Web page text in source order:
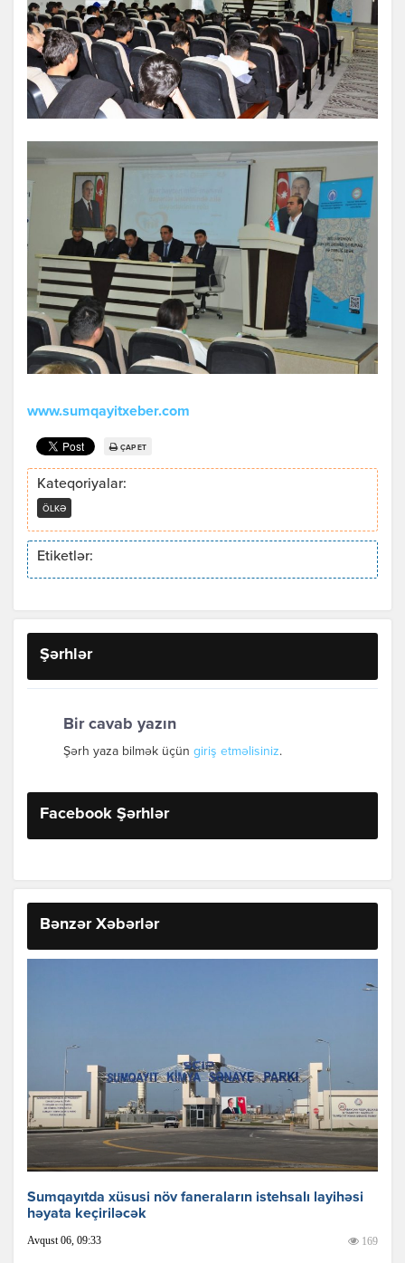
www.sumqayitxeber.com
ÇAP ET
Kateqoriyalar:
ÖLKƏ
Etiketlər:
Şərhlər
Bir cavab yazın
Şərh yaza bilmək üçün giriş etməlisiniz.
Facebook Şərhlər
Bənzər Xəbərlər
Sumqayıtda xüsusi növ faneraların istehsalı layihəsi
həyata keçiriləcək
Avqust 06, 09:33 169